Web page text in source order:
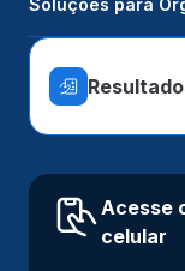
Soluções para
Acesse
celular